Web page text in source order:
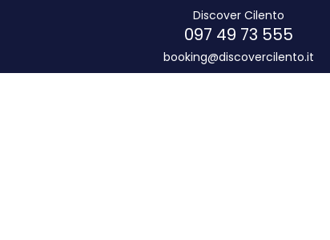
Discover Cilento
097 49 73 555
booking@discovercilento.it